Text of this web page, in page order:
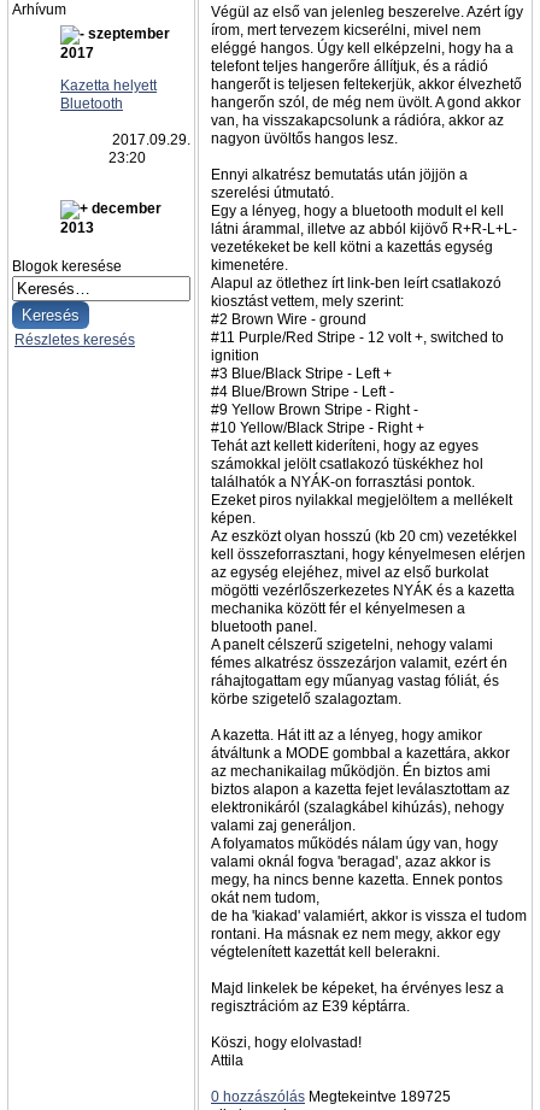
Arhívum
szeptember
2017
Kazetta helyett
Bluetooth
2017.09.29.
23:20
december
2013
Blogok keresése
Részletes keresés
Végül az első van jelenleg beszerelve. Azért így
írom, mert tervezem kicserélni, mivel nem
eléggé hangos. Úgy kell elképzelni, hogy ha a
telefont teljes hangerőre állítjuk, és a rádió
hangerőt is teljesen feltekerjük, akkor élvezhető
hangerőn szól, de még nem üvölt. A gond akkor
van, ha visszakapcsolunk a rádióra, akkor az
nagyon üvöltős hangos lesz.
Ennyi alkatrész bemutatás után jöjjön a
szerelési útmutató.
Egy a lényeg, hogy a bluetooth modult el kell
látni árammal, illetve az abból kijövő R+R-L+L-
vezetékeket be kell kötni a kazettás egység
kimenetére.
Alapul az ötlethez írt link-ben leírt csatlakozó
kiosztást vettem, mely szerint:
#2 Brown Wire - ground
#11 Purple/Red Stripe - 12 volt +, switched to
ignition
#3 Blue/Black Stripe - Left +
#4 Blue/Brown Stripe - Left -
#9 Yellow Brown Stripe - Right -
#10 Yellow/Black Stripe - Right +
Tehát azt kellett kideríteni, hogy az egyes
számokkal jelölt csatlakozó tüskékhez hol
találhatók a NYÁK-on forrasztási pontok.
Ezeket piros nyilakkal megjelöltem a mellékelt
képen.
Az eszközt olyan hosszú (kb 20 cm) vezetékkel
kell összeforrasztani, hogy kényelmesen elérjen
az egység elejéhez, mivel az első burkolat
mögötti vezérlőszerkezetes NYÁK és a kazetta
mechanika között fér el kényelmesen a
bluetooth panel.
A panelt célszerű szigetelni, nehogy valami
fémes alkatrész összezárjon valamit, ezért én
ráhajtogattam egy műanyag vastag fóliát, és
körbe szigetelő szalagoztam.
A kazetta. Hát itt az a lényeg, hogy amikor
átváltunk a MODE gombbal a kazettára, akkor
az mechanikailag működjön. Én biztos ami
biztos alapon a kazetta fejet leválasztottam az
elektronikáról (szalagkábel kihúzás), nehogy
valami zaj generáljon.
A folyamatos működés nálam úgy van, hogy
valami oknál fogva 'beragad', azaz akkor is
megy, ha nincs benne kazetta. Ennek pontos
okát nem tudom,
de ha 'kiakad' valamiért, akkor is vissza el tudom
rontani. Ha másnak ez nem megy, akkor egy
végtelenített kazettát kell belerakni.
Majd linkelek be képeket, ha érvényes lesz a
regisztrációm az E39 képtárra.
Köszi, hogy elolvastad!
Attila
0 hozzászólás Megtekeintve 189725